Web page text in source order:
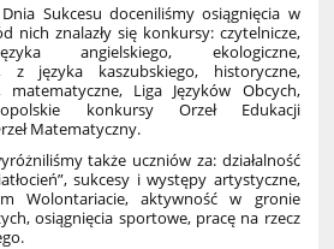
Sukcesu doceniliśmy osiągnięcia w
nich znalazły się konkursy: czytelnicze,
angielskiego, ekologiczne,
z języka kaszubskiego, historyczne,
Liga Języków Obcych,
konkursy Orzeł Edukacji
Matematyczny.
także uczniów za: działalność
sukcesy i występy artystyczne,
Wolontariacie, aktywność w gronie
osiągnięcia sportowe, pracę na rzecz